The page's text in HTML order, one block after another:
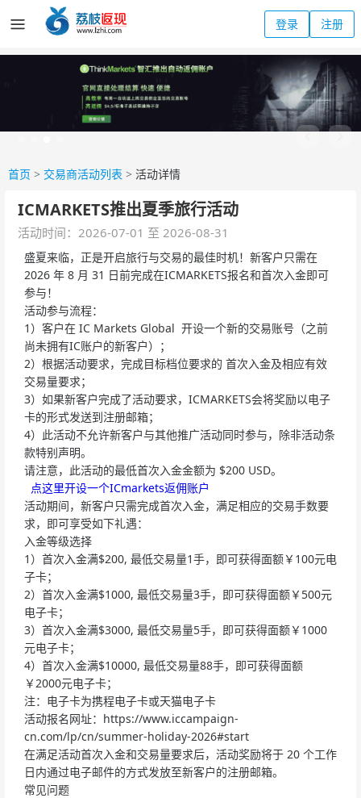
登录 注册
首页 > 交易商活动列表 > 活动详情
ICMARKETS推出夏季旅行活动
活动时间：2026-07-01 至 2026-08-31
盛夏来临，正是开启旅行与交易的最佳时机！新客户只需在
2026 年 8 月 31 日前完成在ICMARKETS报名和首次入金即可
参与！
活动参与流程：
1）客户在 IC Markets Global 开设一个新的交易账号（之前
尚未拥有IC账户的新客户）；
2）根据活动要求，完成目标档位要求的 首次入金及相应有效
交易量要求；
3）如果新客户完成了活动要求，ICMARKETS会将奖励以电子
卡的形式发送到注册邮箱；
4）此活动不允许新客户与其他推广活动同时参与，除非活动条
款特别声明。
请注意，此活动的最低首次入金金额为 $200 USD。
点这里开设一个ICmarkets返佣账户
活动期间，新客户只需完成首次入金，满足相应的交易手数要
求，即可享受如下礼遇：
入金等级选择
1）首次入金满$200, 最低交易量1手，即可获得面额￥100元电
子卡；
2）首次入金满$1000, 最低交易量3手，即可获得面额￥500元
电子卡；
3）首次入金满$3000, 最低交易量5手，即可获得面额￥1000
元电子卡；
4）首次入金满$10000, 最低交易量88手，即可获得面额
￥2000元电子卡；
注：电子卡为携程电子卡或天猫电子卡
活动报名网址：https://www.iccampaign-
cn.com/lp/cn/summer-holiday-2026#start
在满足活动首次入金和交易量要求后，活动奖励将于 20 个工作
日内通过电子邮件的方式发放至新客户的注册邮箱。
常见问题